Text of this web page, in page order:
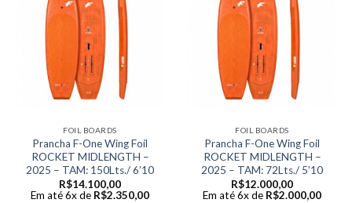
FOIL BOARDS
Prancha F-One Wing Foil
ROCKET MIDLENGTH –
2025 – TAM: 150Lts./ 6’10
R$14.100,00
Em até 6x de R$2.350,00
FOIL BOARDS
Prancha F-One Wing Foil
ROCKET MIDLENGTH –
2025 – TAM: 72Lts./ 5’10
R$12.000,00
Em até 6x de R$2.000,00